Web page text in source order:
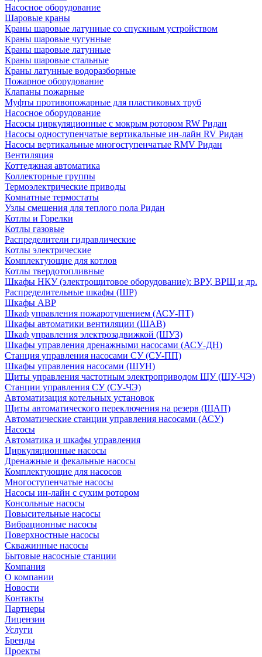
Насосное оборудование
Шаровые краны
Краны шаровые латунные со спускным устройством
Краны шаровые чугунные
Краны шаровые латунные
Краны шаровые стальные
Краны латунные водоразборные
Пожарное оборудование
Клапаны пожарные
Муфты противопожарные для пластиковых труб
Насосное оборудование
Насосы циркуляционные с мокрым ротором RW Ридан
Насосы одноступенчатые вертикальные ин-лайн RV Ридан
Насосы вертикальные многоступенчатые RMV Ридан
Вентиляция
Коттеджная автоматика
Коллекторные группы
Термоэлектрические приводы
Комнатные термостаты
Узлы смешения для теплого пола Ридан
Котлы и Горелки
Котлы газовые
Распределители гидравлические
Котлы электрические
Комплектующие для котлов
Котлы твердотопливные
Шкафы НКУ (электрощитовое оборудование): ВРУ, ВРЩ и др.
Распределительные шкафы (ШР)
Шкафы АВР
Шкаф управления пожаротушением (АСУ-ПТ)
Шкафы автоматики вентиляции (ШАВ)
Шкаф управления электрозадвижкой (ШУЗ)
Шкафы управления дренажными насосами (АСУ-ДН)
Станция управления насосами СУ (СУ-ПП)
Шкафы управления насосами (ШУН)
Щиты управления частотным электроприводом ЩУ (ЩУ-ЧЭ)
Станции управления СУ (СУ-ЧЭ)
Автоматизация котельных установок
Щиты автоматического переключения на резерв (ЩАП)
Автоматические станции управления насосами (АСУ)
Насосы
Автоматика и шкафы управления
Циркуляционные насосы
Дренажные и фекальные насосы
Комплектующие для насосов
Многоступенчатые насосы
Насосы ин-лайн с сухим ротором
Консольные насосы
Повысительные насосы
Вибрационные насосы
Поверхностные насосы
Скважинные насосы
Бытовые насосные станции
Компания
О компании
Новости
Контакты
Партнеры
Лицензии
Услуги
Бренды
Проекты